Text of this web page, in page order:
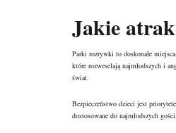
Jakie
Parki rozrywki to doskonałe
które rozweselają najmłodszych i
świat.
Bezpieczeństwo dzieci jest
dostosowane do najmłodszych